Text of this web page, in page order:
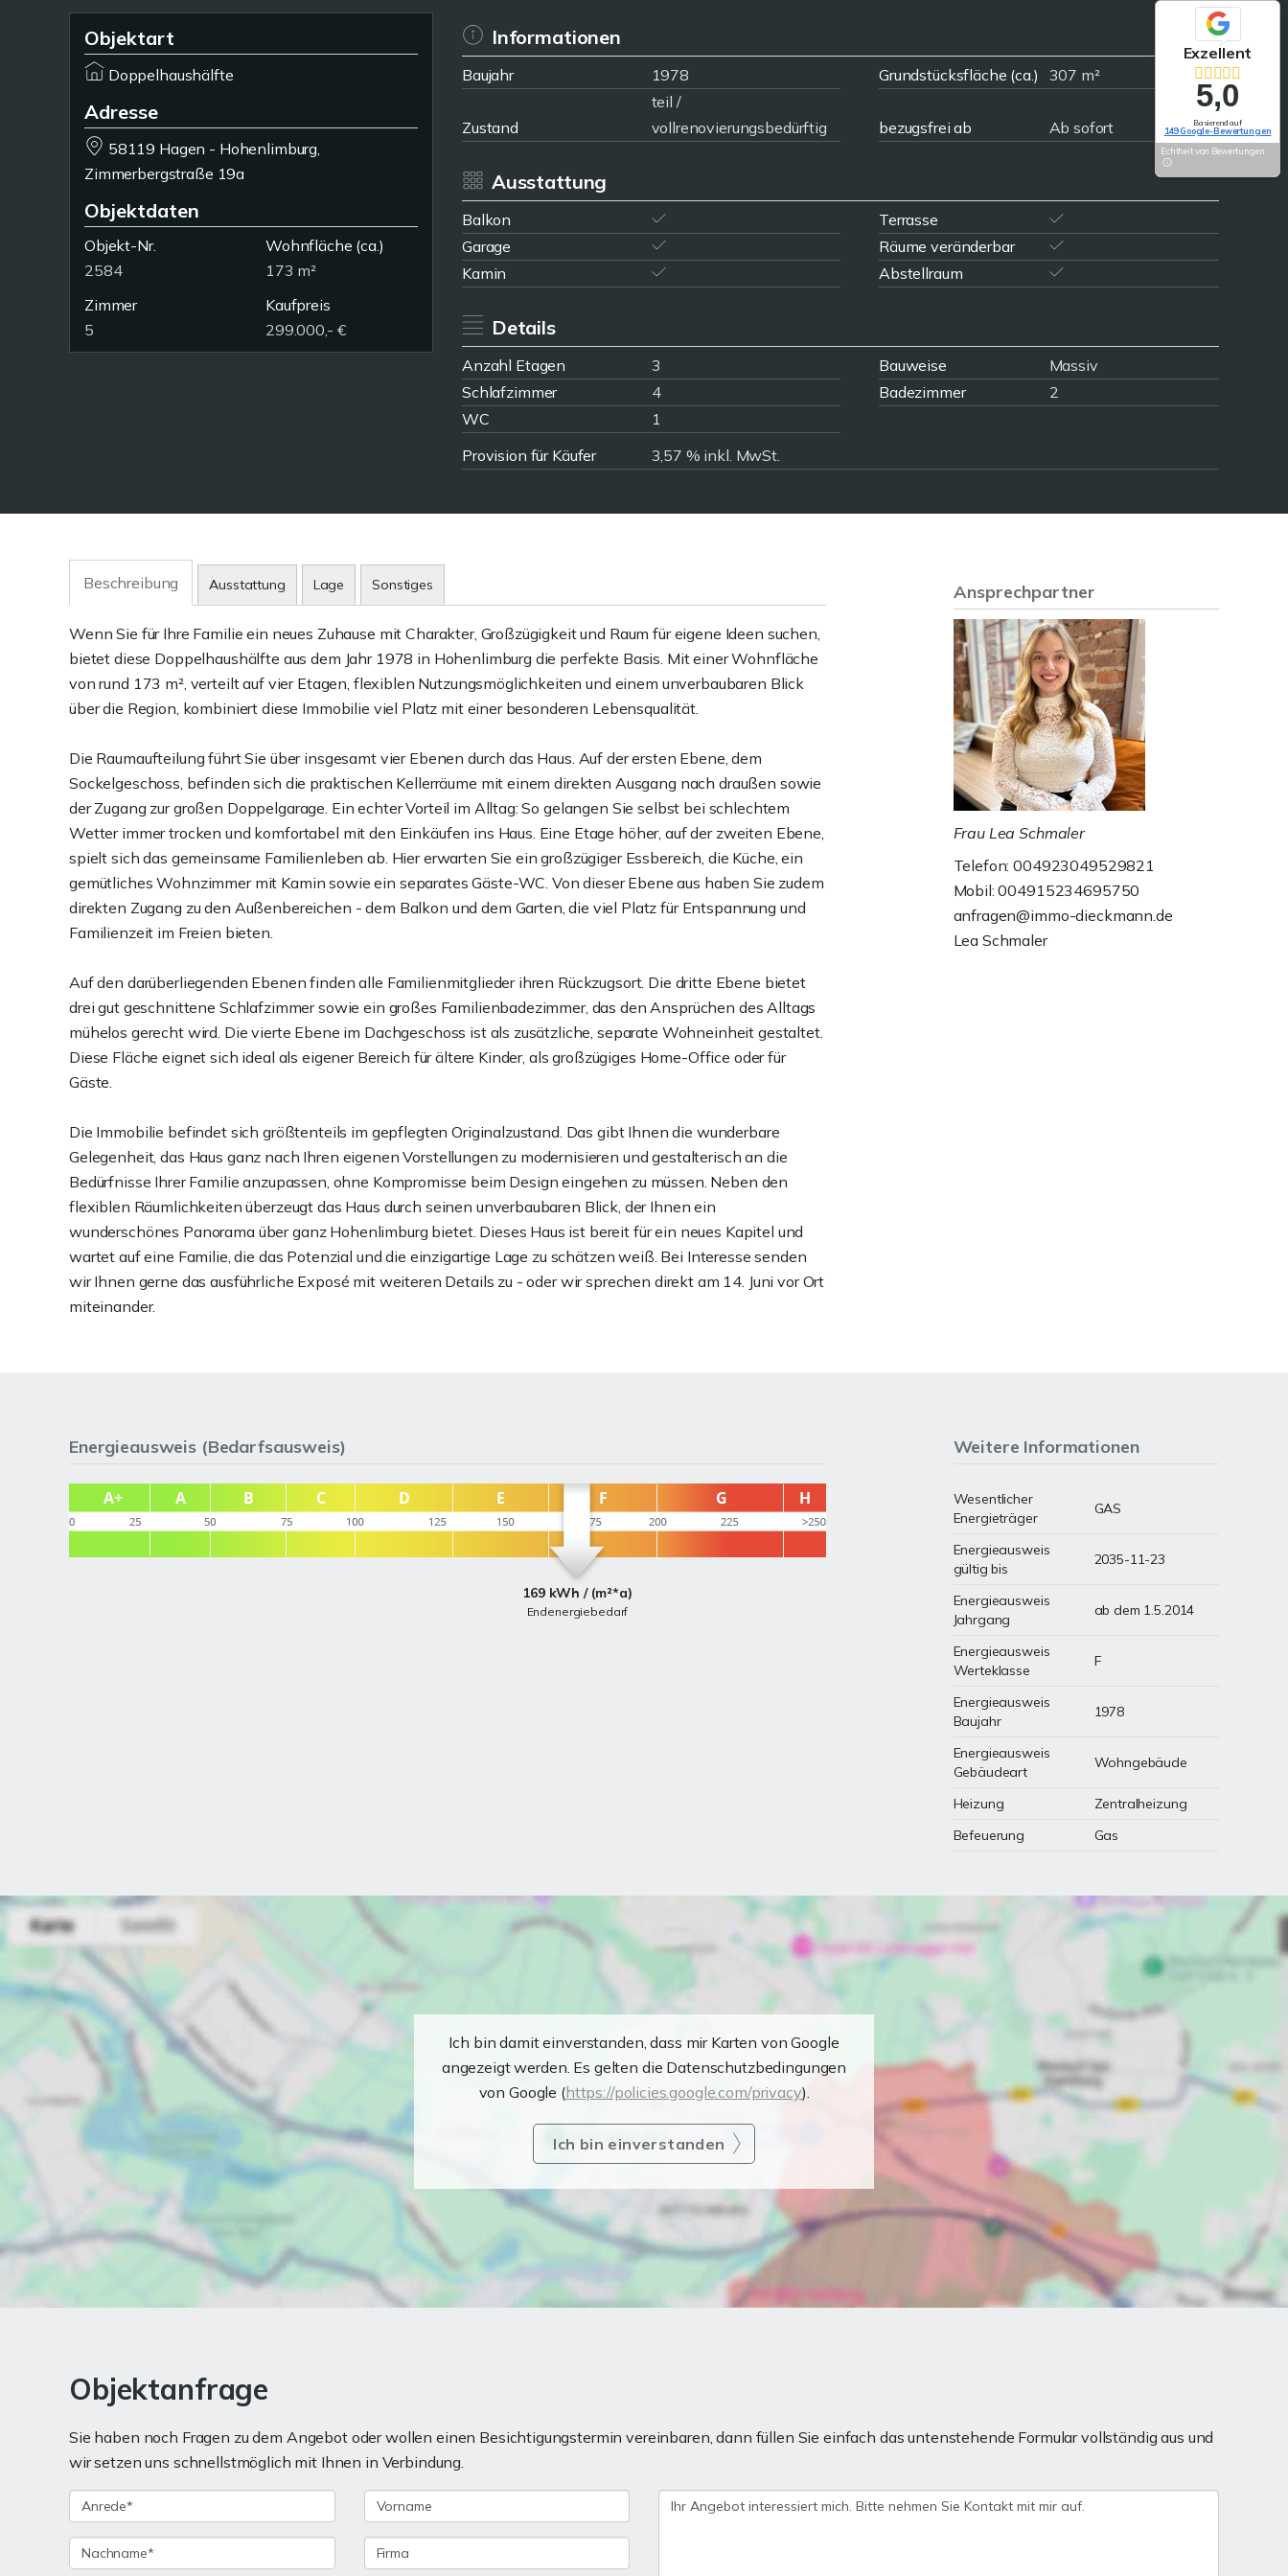
Objektart
Doppelhaushälfte
Adresse
58119 Hagen - Hohenlimburg,
Zimmerbergstraße 19a
Objektdaten
Objekt-Nr.
2584
Wohnfläche (ca.)
173 m²
Zimmer
5
Kaufpreis
299.000,- €
Informationen
Baujahr 1978 Grundstücksfläche (ca.) 307 m²
Zustand
teil /
vollrenovierungsbedürftig
bezugsfrei ab Ab sofort
Ausstattung
Balkon
Terrasse
Garage
Räume veränderbar
Kamin
Abstellraum
Details
Anzahl Etagen 3 Bauweise
Massiv
Schlafzimmer
4 Badezimmer
2
WC
1
Provision für Käufer
3,57 % inkl. MwSt.
Beschreibung Ausstattung Lage Sonstiges
Wenn Sie für Ihre Familie ein neues Zuhause mit Charakter, Großzügigkeit und Raum für eigene Ideen suchen,
bietet diese Doppelhaushälfte aus dem Jahr 1978 in Hohenlimburg die perfekte Basis. Mit einer Wohnfläche
von rund 173 m², verteilt auf vier Etagen, flexiblen Nutzungsmöglichkeiten und einem unverbaubaren Blick
über die Region, kombiniert diese Immobilie viel Platz mit einer besonderen Lebensqualität.
Die Raumaufteilung führt Sie über insgesamt vier Ebenen durch das Haus. Auf der ersten Ebene, dem
Sockelgeschoss, befinden sich die praktischen Kellerräume mit einem direkten Ausgang nach draußen sowie
der Zugang zur großen Doppelgarage. Ein echter Vorteil im Alltag: So gelangen Sie selbst bei schlechtem
Wetter immer trocken und komfortabel mit den Einkäufen ins Haus. Eine Etage höher, auf der zweiten Ebene,
spielt sich das gemeinsame Familienleben ab. Hier erwarten Sie ein großzügiger Essbereich, die Küche, ein
gemütliches Wohnzimmer mit Kamin sowie ein separates Gäste-WC. Von dieser Ebene aus haben Sie zudem
direkten Zugang zu den Außenbereichen - dem Balkon und dem Garten, die viel Platz für Entspannung und
Familienzeit im Freien bieten.
Auf den darüberliegenden Ebenen finden alle Familienmitglieder ihren Rückzugsort. Die dritte Ebene bietet
drei gut geschnittene Schlafzimmer sowie ein großes Familienbadezimmer, das den Ansprüchen des Alltags
mühelos gerecht wird. Die vierte Ebene im Dachgeschoss ist als zusätzliche, separate Wohneinheit gestaltet.
Diese Fläche eignet sich ideal als eigener Bereich für ältere Kinder, als großzügiges Home-Office oder für
Gäste.
Die Immobilie befindet sich größtenteils im gepflegten Originalzustand. Das gibt Ihnen die wunderbare
Gelegenheit, das Haus ganz nach Ihren eigenen Vorstellungen zu modernisieren und gestalterisch an die
Bedürfnisse Ihrer Familie anzupassen, ohne Kompromisse beim Design eingehen zu müssen. Neben den
flexiblen Räumlichkeiten überzeugt das Haus durch seinen unverbaubaren Blick, der Ihnen ein
wunderschönes Panorama über ganz Hohenlimburg bietet. Dieses Haus ist bereit für ein neues Kapitel und
wartet auf eine Familie, die das Potenzial und die einzigartige Lage zu schätzen weiß. Bei Interesse senden
wir Ihnen gerne das ausführliche Exposé mit weiteren Details zu - oder wir sprechen direkt am 14. Juni vor Ort
miteinander.
Ansprechpartner
Frau Lea Schmaler
Telefon: 004923049529821
Mobil: 004915234695750
anfragen@immo-dieckmann.de
Lea Schmaler
Energieausweis (Bedarfsausweis)
169 kWh / (m²*a)
Endenergiebedarf
Weitere Informationen
Wesentlicher
Energieträger
GAS
Energieausweis
gültig bis
2035-11-23
Energieausweis
Jahrgang
ab dem 1.5.2014
Energieausweis
Werteklasse
F
Energieausweis
Baujahr
1978
Energieausweis
Gebäudeart
Wohngebäude
Heizung
Zentralheizung
Befeuerung
Gas
Ich bin damit einverstanden, dass mir Karten von Google
angezeigt werden. Es gelten die Datenschutzbedingungen
von Google (https://policies.google.com/privacy).
Ich bin einverstanden
Objektanfrage
Sie haben noch Fragen zu dem Angebot oder wollen einen Besichtigungstermin vereinbaren, dann füllen Sie einfach das untenstehende Formular vollständig aus und
wir setzen uns schnellstmöglich mit Ihnen in Verbindung.
Exzellent
5,0
Basierend auf
149 Google-Bewertungen
Echtheit von Bewertungen